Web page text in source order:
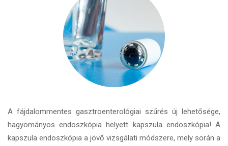
A fájdalommentes gasztroenterológiai szűrés új lehetősége,
hagyományos endoszkópia helyett kapszula endoszkópia! A
kapszula endoszkópia a jövő vizsgálati módszere, mely során a